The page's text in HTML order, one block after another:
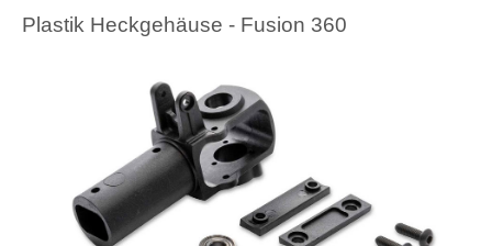
Plastik Heckgehäuse - Fusion 360